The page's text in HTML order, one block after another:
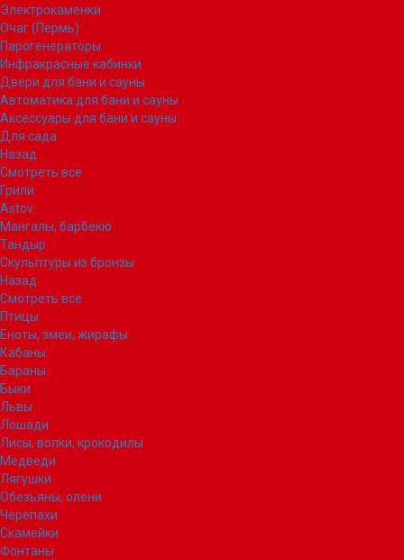
Электрокаменки
Очаг (Пермь)
Парогенераторы
Инфракрасные кабинки
Двери для бани и сауны
Автоматика для бани и сауны
Аксессуары для бани и сауны
Для сада
Назад
Смотреть все
Грили
Astov
Мангалы, барбекю
Тандыр
Скульптуры из бронзы
Назад
Смотреть все
Птицы
Еноты, змеи, жирафы
Кабаны
Бараны
Быки
Львы
Лошади
Лисы, волки, крокодилы
Медведи
Лягушки
Обезьяны, олени
Черепахи
Скамейки
Фонтаны